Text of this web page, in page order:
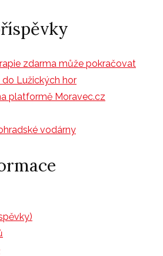
zdarma může pokračovat
Lužických hor
platformě Moravec.cz
vodárny